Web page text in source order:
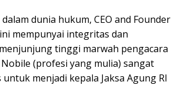
dunia hukum, CEO and Founder
mempunyai integritas dan
tinggi marwah pengacara
(profesi yang mulia) sangat
menjadi kepala Jaksa Agung RI